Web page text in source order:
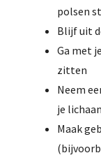
polsen
Blijf uit
Ga met
zitten
Neem
je
Maak